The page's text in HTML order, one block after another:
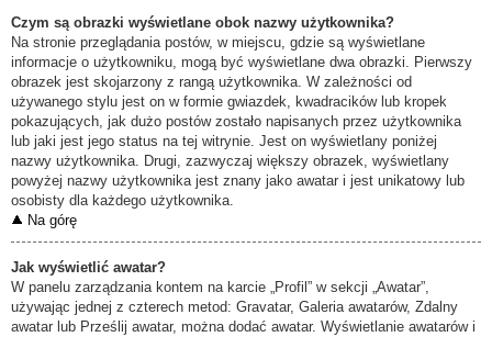
Czym są obrazki wyświetlane obok nazwy użytkownika?
Na stronie przeglądania postów, w miejscu, gdzie są wyświetlane
informacje o użytkowniku, mogą być wyświetlane dwa obrazki. Pierwszy
obrazek jest skojarzony z rangą użytkownika. W zależności od
używanego stylu jest on w formie gwiazdek, kwadracików lub kropek
pokazujących, jak dużo postów zostało napisanych przez użytkownika
lub jaki jest jego status na tej witrynie. Jest on wyświetlany poniżej
nazwy użytkownika. Drugi, zazwyczaj większy obrazek, wyświetlany
powyżej nazwy użytkownika jest znany jako awatar i jest unikatowy lub
osobisty dla każdego użytkownika.
Na górę
Jak wyświetlić awatar?
W panelu zarządzania kontem na karcie „Profil” w sekcji „Awatar”,
używając jednej z czterech metod: Gravatar, Galeria awatarów, Zdalny
awatar lub Prześlij awatar, można dodać awatar. Wyświetlanie awatarów i